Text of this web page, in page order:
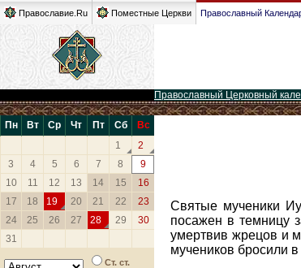
Православие.Ru Поместные Церкви Православный
Православный Церковный
Пн Вт Ср Чт Пт Сб
Вс
1
2
3
4 5 6 7 8
9
10
11 12 13 14 15
16
17
18 19 20 21 22
23
24
25 26 27 28 29
30
31
Ст. ст.
Святые мученики
посажен в темницу
умертвив жрецов и
мучеников бросили